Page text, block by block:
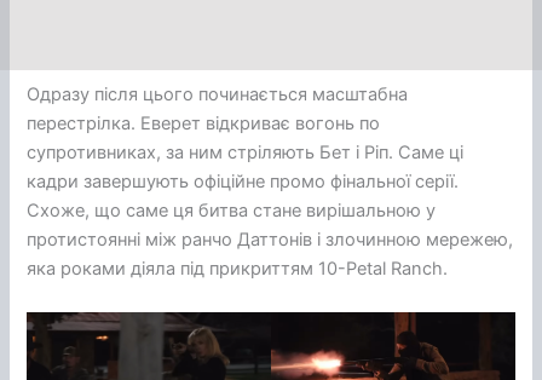
Одразу після цього починається масштабна
перестрілка. Еверет відкриває вогонь по
супротивниках, за ним стріляють Бет і Ріп. Саме ці
кадри завершують офіційне промо фінальної серії.
Схоже, що саме ця битва стане вирішальною у
протистоянні між ранчо Даттонів і злочинною мережею,
яка роками діяла під прикриттям 10-Petal Ranch.